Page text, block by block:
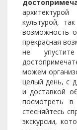
культурой,
возможность
прекрасная
не
можем
целый день, с
и доставкой
посмотреть
стесняйтесь
экскурсии,